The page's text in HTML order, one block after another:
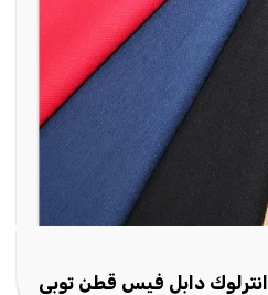
انترلوك دابل فيس قطن توبي